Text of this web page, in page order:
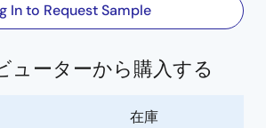
In to Request Sample
ューターから購入する
在庫